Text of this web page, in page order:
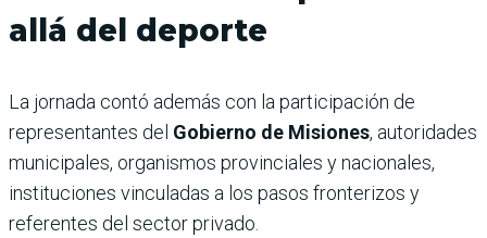
allá del deporte
La jornada contó además con la participación de
representantes del Gobierno de Misiones, autoridades
municipales, organismos provinciales y nacionales,
instituciones vinculadas a los pasos fronterizos y
referentes del sector privado.